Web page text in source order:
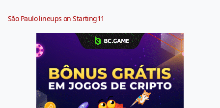
São Paulo lineups on Starting11